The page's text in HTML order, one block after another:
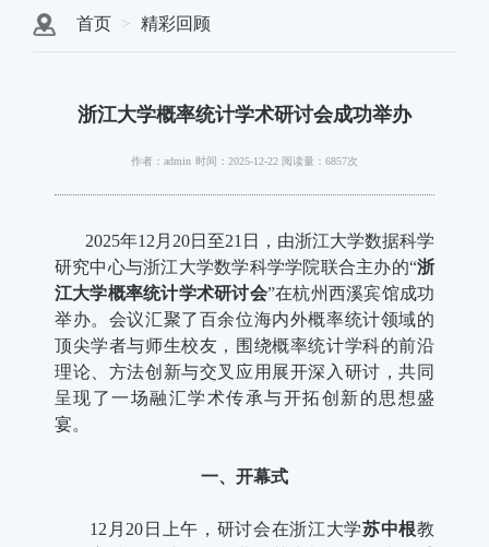
首页 精彩回顾
浙江大学概率统计学术研讨会成功举办
作者：admin 时间：2025-12-22 阅读量：6857次
2025年12 月 20日至21 日，由浙江大学数据科学
研究中心与浙江大学数学科学学院联合主办的“浙
江大学概率统计学术研讨会”在杭州西溪宾馆成功
举办。会议汇聚了百余位海内外概率统计领域的
顶尖学者与师生校友，围绕概率统计学科的前沿
理论、方法创新与交叉应用展开深入研讨，共同
呈现了一场融汇学术传承与开拓创新的思想盛
宴。
一、开幕式
12 月 20 日上午，研讨会在浙江大学苏中根教